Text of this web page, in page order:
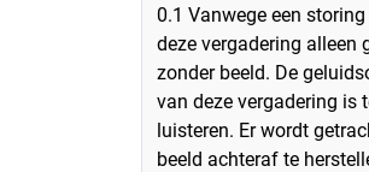
0.1 Vanwege een
deze vergadering alleen
zonder beeld. De
van deze vergadering is
luisteren. Er wordt
beeld achteraf te